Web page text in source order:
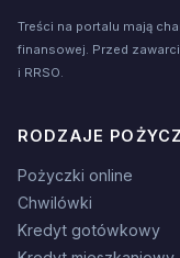
Treści na portalu mają
finansowej. Przed
i RRSO.
RODZAJE
Pożyczki online
Chwilówki
Kredyt gotówkowy